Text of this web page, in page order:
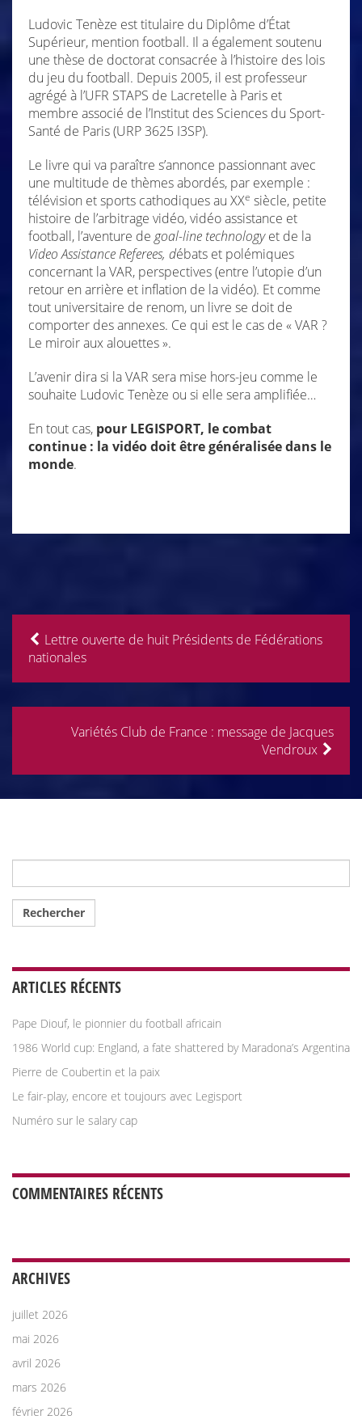
Ludovic Tenèze est titulaire du Diplôme d’État
Supérieur, mention football. Il a également soutenu
une thèse de doctorat consacrée à l’histoire des lois
du jeu du football. Depuis 2005, il est professeur
agrégé à l’UFR STAPS de Lacretelle à Paris et
membre associé de l’Institut des Sciences du Sport-
Santé de Paris (URP 3625 I3SP).
Le livre qui va paraître s’annonce passionnant avec
une multitude de thèmes abordés, par exemple :
télévision et sports cathodiques au XXe siècle, petite
histoire de l’arbitrage vidéo, vidéo assistance et
football, l’aventure de goal-line technologyet de la
Video Assistance Referees, débats et polémiques
concernant la VAR, perspectives (entre l’utopie d’un
retour en arrière et inflation de la vidéo). Et comme
tout universitaire de renom, un livre se doit de
comporter des annexes. Ce qui est le cas de « VAR ?
Le miroir aux alouettes ».
L’avenir dira si la VAR sera mise hors-jeu comme le
souhaite Ludovic Tenèze ou si elle sera amplifiée…
En tout cas, pour LEGISPORT, le combat
continue : la vidéo doit être généralisée dans le
monde.
Lettre ouverte de huit Présidents de Fédérations
nationales
Variétés Club de France : message de Jacques
Vendroux
ARTICLES RÉCENTS
Pape Diouf, le pionnier du football africain
1986 World cup: England, a fate shattered by Maradona’s Argentina
Pierre de Coubertin et la paix
Le fair-play, encore et toujours avec Legisport
Numéro sur le salary cap
COMMENTAIRES RÉCENTS
ARCHIVES
juillet 2026
mai 2026
avril 2026
mars 2026
février 2026